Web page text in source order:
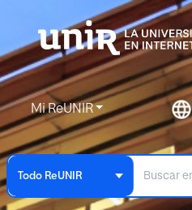
Mi ReUNIR
Todo ReUNIR